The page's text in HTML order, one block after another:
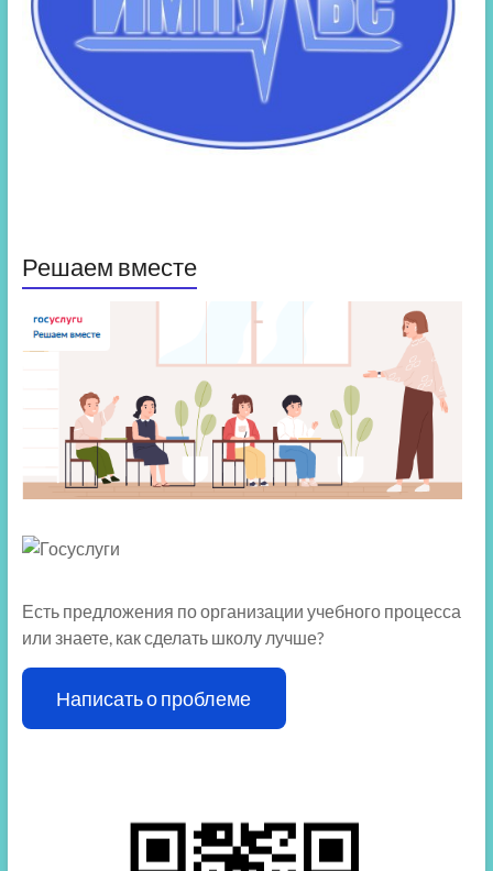
Решаем вместе
Есть предложения по организации учебного процесса
или знаете, как сделать школу лучше?
Написать о проблеме